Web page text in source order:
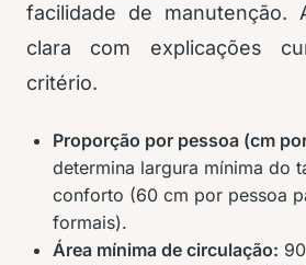
facilidade de manutenção.
clara com explicações
critério.
Proporção por pessoa (cm
determina largura mínima do
conforto (60 cm por pessoa
formais).
Área mínima de circulação: